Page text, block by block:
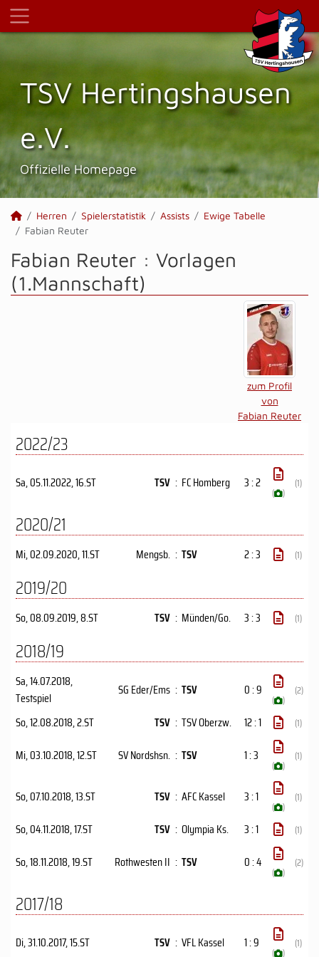
TSV Hertings­hausen
e.V.
Offizielle Homepage
Herren Spielerstatistik Assists
Ewige Tabelle
Fabian Reuter
Fabian Reuter : Vorlagen
(1.Mannschaft)
zum Profil
von
Fabian Reuter
2022/23
Sa, 05.11.2022, 16.ST TSV : FC Homberg 3 : 2
( )
(1)
2020/21
Mi, 02.09.2020, 11.ST Mengsb. : TSV 2 : 3 (1)
2019/20
So, 08.09.2019, 8.ST TSV : Münden/Go. 3 : 3 (1)
2018/19
Sa, 14.07.2018,
Testspiel
SG Eder/Ems : TSV 0 : 9
( )
(2)
So, 12.08.2018, 2.ST TSV : TSV Oberzw. 12 : 1 (1)
Mi, 03.10.2018, 12.ST SV Nordshsn. : TSV 1 : 3
( )
(1)
So, 07.10.2018, 13.ST TSV : AFC Kassel 3 : 1
( )
(1)
So, 04.11.2018, 17.ST TSV : Olympia Ks. 3 : 1 (1)
So, 18.11.2018, 19.ST Rothwesten II : TSV 0 : 4
( )
(2)
2017/18
Di, 31.10.2017, 15.ST TSV : VFL Kassel 1 : 9
( )
(1)